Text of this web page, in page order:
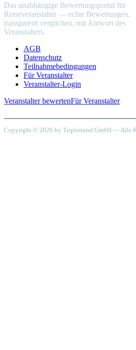
Das unabhängige Bewertungsportal für
Reiseveranstalter — echte Bewertungen,
transparent verglichen, mit Antwort des
Veranstalters.
AGB
Datenschutz
Teilnahmebedingungen
Für Veranstalter
Veranstalter-Login
Veranstalter bewertenFür Veranstalter
Copyright © 2026 by Triplemind GmbH — Alle